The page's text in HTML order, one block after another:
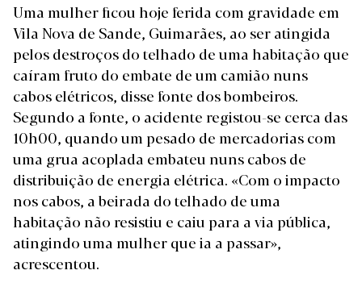
Uma mulher ficou hoje ferida com gravidade em
Vila Nova de Sande, Guimarães, ao ser atingida
pelos destroços do telhado de uma habitação que
caíram fruto do embate de um camião nuns
cabos elétricos, disse fonte dos bombeiros.
Segundo a fonte, o acidente registou-se cerca das
10h00, quando um pesado de mercadorias com
uma grua acoplada embateu nuns cabos de
distribuição de energia elétrica. «Com o impacto
nos cabos, a beirada do telhado de uma
habitação não resistiu e caiu para a via pública,
atingindo uma mulher que ia a passar»,
acrescentou.